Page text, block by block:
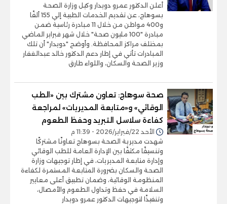
أعلن الدكتور عمرو دويدار وكيل وزارة الصحة
بسوهاج، عن تقديم الخدمات الطبية إلي 155 ألفًا
و400 مواطن من خلال 11 مبادرة رئاسية ضمن
مبادرة "100 مليون صحة" خلال شهر فبراير الماضي
بمختلف مراكز المحافظة. وأوضح "دويدار" أن تلك
المبادرات تأتي في إطار دعم الدكتور خالد عبدالغفار
وزير الصحة والسكان، واللواء طارق
صحة سوهاج: تعاون مشترك بين «الطب
الوقائي» و«متابعة المديريات» لمراجعة
كفاءة سلاسل التبريد وحفظ الطعوم
الأحد 22/فبراير/2026 - 11:39 م
شهدت مديرية الصحة بسوهاج تعاونًا مشتركًا
وتنسيقًا مكثفًا بين الإدارة العامة للطب الوقائي
وإدارة متابعة المديريات، في إطار توجيهات وزارة
الصحة والسكان بضرورة المتابعة المستمرة لكفاءة
المنظومة الوقائية، وضمان تطبيق أعلى معايير
السلامة في حفظ وتداول الطعوم والأمصال،
وتنفيذًا لتوجيهات الدكتور عمرو دويدار